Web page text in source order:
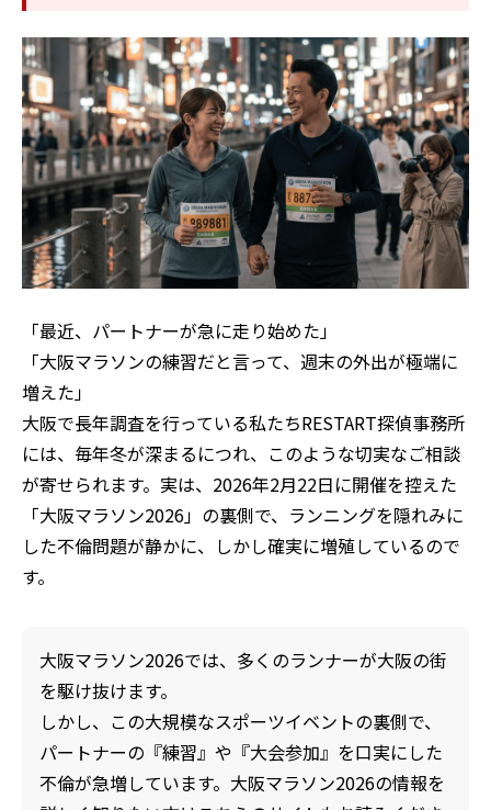
「最近、パートナーが急に走り始めた」
「大阪マラソンの練習だと言って、週末の外出が極端に
増えた」
大阪で長年調査を行っている私たちRESTART探偵事務所
には、毎年冬が深まるにつれ、このような切実なご相談
が寄せられます。実は、2026年2月22日に開催を控えた
「大阪マラソン2026」の裏側で、ランニングを隠れみに
した不倫問題が静かに、しかし確実に増殖しているので
す。
大阪マラソン2026では、多くのランナーが大阪の街
を駆け抜けます。
しかし、この大規模なスポーツイベントの裏側で、
パートナーの『練習』や『大会参加』を口実にした
不倫が急増しています。大阪マラソン2026の情報を